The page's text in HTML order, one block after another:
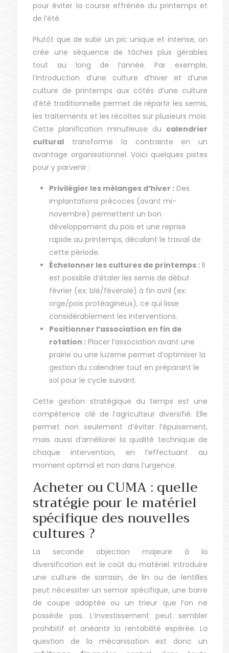
pour éviter la course effrénée du printemps et
de l’été.
Plutôt que de subir un pic unique et intense, on
crée une séquence de tâches plus gérables
tout au long de l’année. Par exemple,
l’introduction d’une culture d’hiver et d’une
culture de printemps aux côtés d’une culture
d’été traditionnelle permet de répartir les semis,
les traitements et les récoltes sur plusieurs mois.
Cette planification minutieuse du calendrier
cultural transforme la contrainte en un
avantage organisationnel. Voici quelques pistes
pour y parvenir :
Privilégier les mélanges d’hiver : Des
implantations précoces (avant mi-
novembre) permettent un bon
développement du pois et une reprise
rapide au printemps, décalant le travail de
cette période.
Échelonner les cultures de printemps : Il
est possible d’étaler les semis de début
février (ex: blé/féverole) à fin avril (ex:
orge/pois protéagineux), ce qui lisse
considérablement les interventions.
Positionner l’association en fin de
rotation : Placer l’association avant une
prairie ou une luzerne permet d’optimiser la
gestion du calendrier tout en préparant le
sol pour le cycle suivant.
Cette gestion stratégique du temps est une
compétence clé de l’agriculteur diversifié. Elle
permet non seulement d’éviter l’épuisement,
mais aussi d’améliorer la qualité technique de
chaque intervention, en l’effectuant au
moment optimal et non dans l’urgence.
Acheter ou CUMA : quelle
stratégie pour le matériel
spécifique des nouvelles
cultures ?
La seconde objection majeure à la
diversification est le coût du matériel. Introduire
une culture de sarrasin, de lin ou de lentilles
peut nécessiter un semoir spécifique, une barre
de coupe adaptée ou un trieur que l’on ne
possède pas. L’investissement peut sembler
prohibitif et anéantir la rentabilité espérée. La
question de la mécanisation est donc un